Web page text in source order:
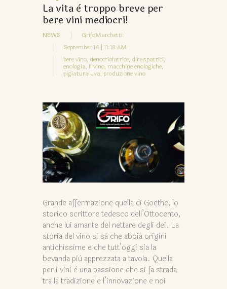
La vita è troppo breve per
bere vini mediocri!
NEWS
GrifoMarchetti
September 14 | 11:18 AM
bere vino, denocciolatrice, diraspatrici,
enologia, Il vino, macchine enologiche,
pigiatura uva, produzione vino
Grande affermazione quella di Goethe, lo
storico scrittore tedesco dell’Ottocento,
anche lui amante del nettare degli dei. La
storia del vino si sa che abbia origini
antichissime e che tutt’oggi sia la
bevanda più apprezzata a tavola. Quella
per i vini è una passione che si fa strada
tra la tradizione e l’innovazione e noi